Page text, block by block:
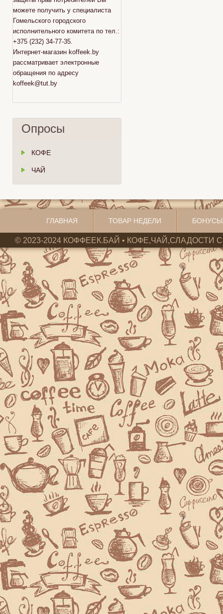
можете получить у специалиста
Гомельского городского
исполнительного комитета по тел.:
+375 (232) 34-77-35.
Интернет-магазин koffeek.by
рассматривает электронные
обращения по адресу
koffeek@tut.by
Опросы
КОФЕ
ЧАЙ
ГЛАВНАЯ ТОВАР НЕДЕЛИ
© 2023-2024 КОФФЕЕК.БАЙ • КОФЕ,ЧАЙ,СЛАДОСТИ С